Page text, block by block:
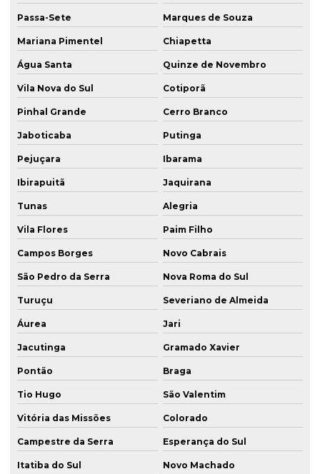
Passa-Sete Marques de Souza
Mariana Pimentel Chiapetta
Água Santa Quinze de Novembro
Vila Nova do Sul Cotiporã
Pinhal Grande Cerro Branco
Jaboticaba Putinga
Pejuçara Ibarama
Ibirapuitã Jaquirana
Tunas Alegria
Vila Flores Paim Filho
Campos Borges Novo Cabrais
São Pedro da Serra Nova Roma do Sul
Turuçu Severiano de Almeida
Áurea Jari
Jacutinga Gramado Xavier
Pontão Braga
Tio Hugo São Valentim
Vitória das Missões Colorado
Campestre da Serra Esperança do Sul
Itatiba do Sul Novo Machado